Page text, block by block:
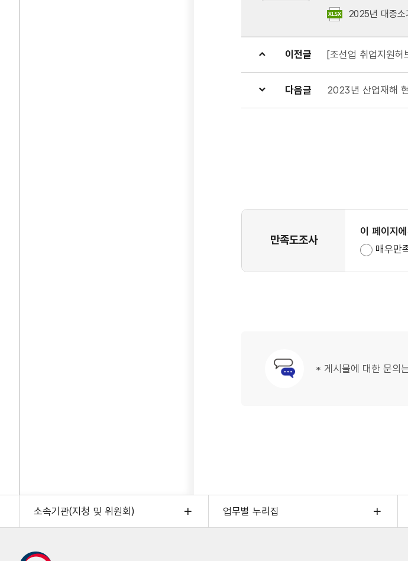
2025년 대중소
이전글 [조선업 취업지원
다음글 2023년 산업재해
만족도조사
이 페이지
만족도조사
매우만
문의안내
* 게시물에 대한 문의
소속기관(지청 및 위원회) 업무별 누리집